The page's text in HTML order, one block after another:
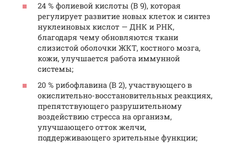
24 % фолиевой кислоты (B 9), которая
регулирует развитие новых клеток и синтез
нуклеиновых кислот — ДНК и РНК,
благодаря чему обновляются ткани
слизистой оболочки ЖКТ, костного мозга,
кожи, улучшается работа иммунной
системы;
20 % рибофлавина (B 2), участвующего в
окислительно-восстановительных реакциях,
препятствующего разрушительному
воздействию стресса на организм,
улучшающего отток желчи,
поддерживающего зрительные функции;